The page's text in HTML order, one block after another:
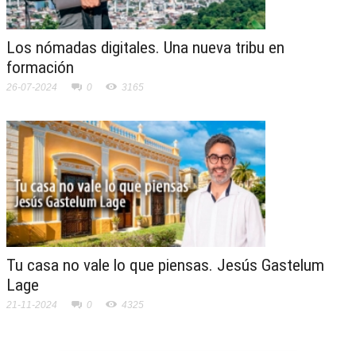
Los nómadas digitales. Una nueva tribu en
formación
26-07-2024 0 3165
Tu casa no vale lo que piensas. Jesús Gastelum
Lage
21-11-2024 0 4325